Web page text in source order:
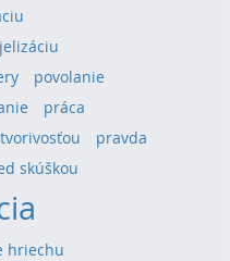
povolanie
práca
pravda
skúškou
hriechu